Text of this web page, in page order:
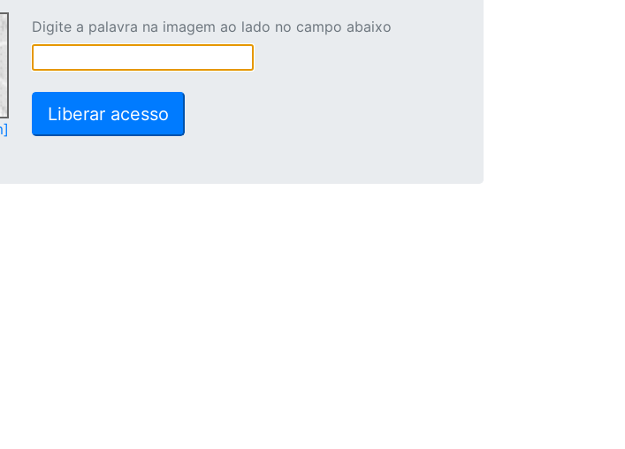
Digite a palavra na imagem ao lado no campo abaixo